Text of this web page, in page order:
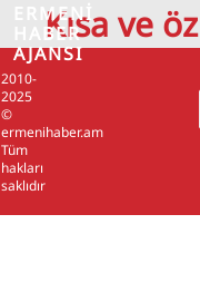
Kısa ve öz
2010-
2025
©
ermenihaber.am
Tüm
hakları
saklıdır
ERMENİ
HABER
AJANSI